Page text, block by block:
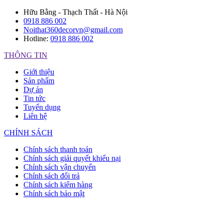
Hữu Bằng - Thạch Thất - Hà Nội
0918 886 002
Noithat360decorvn@gmail.com
Hotline: 0918 886 002
THÔNG TIN
Giới thiệu
Sản phẩm
Dự án
Tin tức
Tuyển dụng
Liên hệ
CHÍNH SÁCH
Chính sách thanh toán
Chính sách giải quyết khiếu nại
Chính sách vận chuyển
Chính sách đổi trả
Chính sách kiểm hàng
Chính sách bảo mật